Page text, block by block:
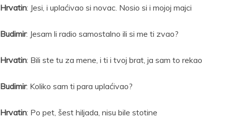
Hrvatin: Jesi, i uplaćivao si novac. Nosio si i mojoj majci
Budimir: Jesam li radio samostalno ili si me ti zvao?
Hrvatin: Bili ste tu za mene, i ti i tvoj brat, ja sam to rekao
Budimir: Koliko sam ti para uplaćivao?
Hrvatin: Po pet, šest hiljada, nisu bile stotine